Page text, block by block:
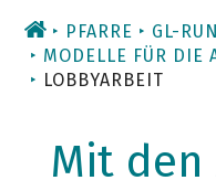
PFARRE
GL-
MODELLE FÜR DIE
LOBBYARBEIT
Mit den